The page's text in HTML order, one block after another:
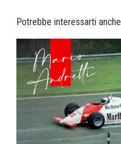
Potrebbe interessarti anche